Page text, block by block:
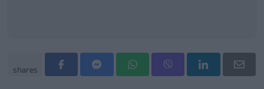
shares